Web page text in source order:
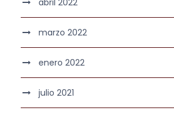
abril 2022
marzo 2022
enero 2022
julio 2021